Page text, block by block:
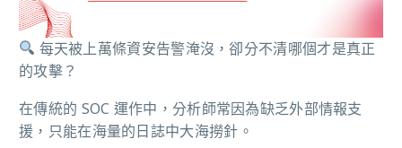
每天被上萬條資安告警淹沒，卻分不清哪個才是真正
的攻擊？
在傳統的 SOC 運作中，分析師常因為缺乏外部情報支
援，只能在海量的日誌中大海撈針。